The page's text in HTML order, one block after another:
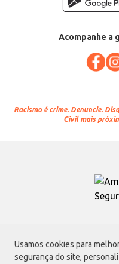
Usamos cookies para
segurança do site,
Acompanhe a
Racismo é crime. Denuncie.
Civil mais
Avenida Morvan Dias de
02170-901 |